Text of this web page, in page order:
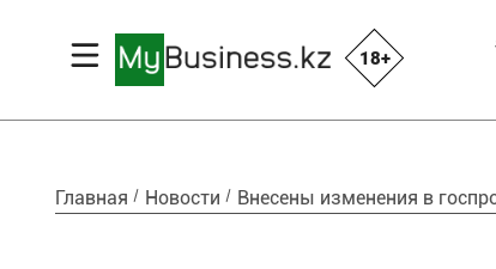
18+
Главная Новости Внесены изменения в